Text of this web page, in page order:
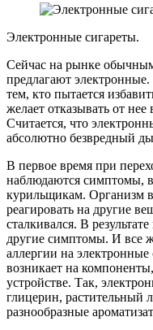
Электронные сигареты.
Сейчас на рынке
предлагают
тем, кто пытается
желает отказывать от
Считается, что
абсолютно безвредный
В первое время при
наблюдаются симптомы,
курильщикам. Организм
реагировать на другие
сталкивался. В
другие симптомы. И все
аллергии на электронные
возникает на
устройстве. Так,
глицерин, растительный
разнообразные